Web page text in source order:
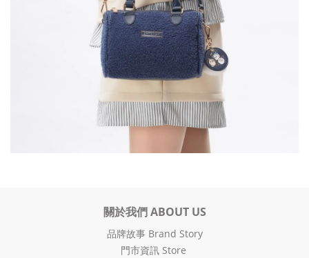
關於我們 ABOUT US
品牌故事 Brand Story
門市資訊 Store